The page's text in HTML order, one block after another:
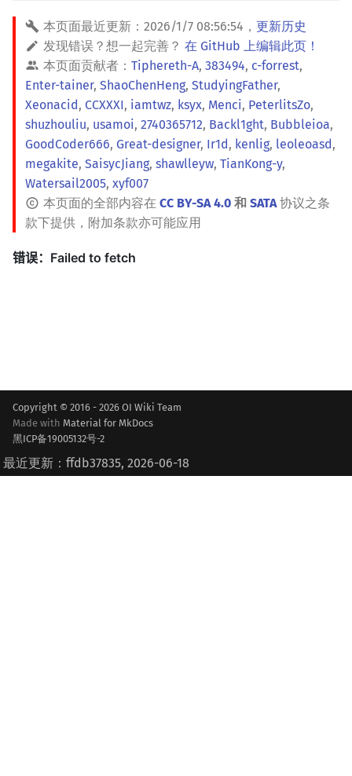
本页面最近更新： 2026/1/7 08:56:54 ， 更新历史
发现错误？想一起完善？ 在 GitHub 上编辑此页！
本页面贡献者： Tiphereth-A, 383494, c-forrest,
Enter-tainer, ShaoChenHeng, StudyingFather,
Xeonacid, CCXXXI, iamtwz, ksyx, Menci, PeterlitsZo,
shuzhouliu, usamoi, 2740365712, Backl1ght, Bubbleioa,
GoodCoder666, Great-designer, Ir1d, kenlig, leoleoasd,
megakite, SaisycJiang, shawlleyw, TianKong-y,
Watersail2005, xyf007
本页面的全部内容在 CC BY-SA 4.0 和 SATA协议之条
款下提供，附加条款亦可能应用
Copyright © 2016 - 2026 OI Wiki Team
Made with Material for MkDocs
黑ICP备19005132号-2
最近更新：ffdb37835, 2026-06-18